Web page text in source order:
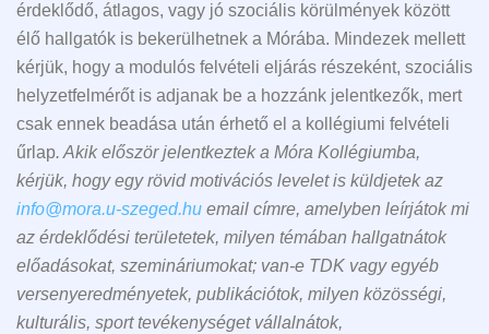
érdeklődő, átlagos, vagy jó szociális körülmények között
élő hallgatók is bekerülhetnek a Mórába. Mindezek mellett
kérjük, hogy a modulós felvételi eljárás részeként, szociális
helyzetfelmérőt is adjanak be a hozzánk jelentkezők, mert
csak ennek beadása után érhető el a kollégiumi felvételi
űrlap. Akik először jelentkeztek a Móra Kollégiumba,
kérjük, hogy egy rövid motivációs levelet is küldjetek az
info@mora.u-szeged.hu email címre, amelyben leírjátok mi
az érdeklődési területetek, milyen témában hallgatnátok
előadásokat, szemináriumokat; van-e TDK vagy egyéb
versenyeredményetek, publikációtok, milyen közösségi,
kulturális, sport tevékenységet vállalnátok,